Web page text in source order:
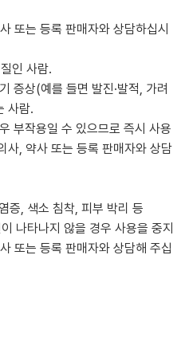
또는 등록 판매자와 상담하십시
인 사람.
증상(예를 들면 발진·발적, 가려
사람.
부작용일 수 있으므로 즉시 사용
사, 약사 또는 등록 판매자와 상담
증, 색소 침착, 피부 박리 등
나타나지 않을 경우 사용을 중지
또는 등록 판매자와 상담해 주십